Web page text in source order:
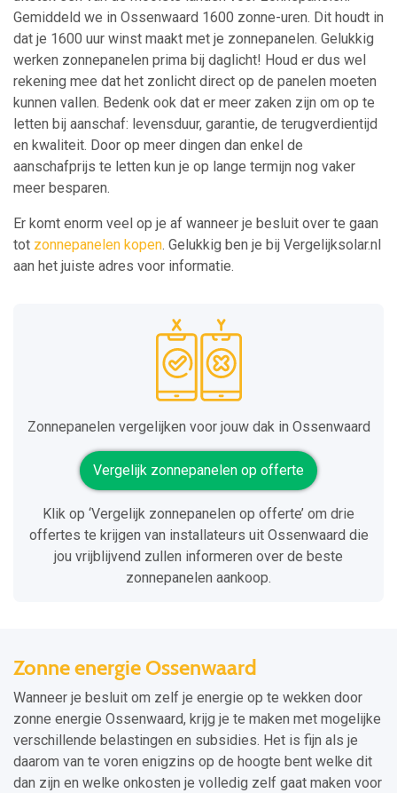
Gemiddeld we in Ossenwaard 1600 zonne-uren. Dit houdt in
dat je 1600 uur winst maakt met je zonnepanelen. Gelukkig
werken zonnepanelen prima bij daglicht! Houd er dus wel
rekening mee dat het zonlicht direct op de panelen moeten
kunnen vallen. Bedenk ook dat er meer zaken zijn om op te
letten bij aanschaf: levensduur, garantie, de terugverdientijd
en kwaliteit. Door op meer dingen dan enkel de
aanschafprijs te letten kun je op lange termijn nog vaker
meer besparen.
Er komt enorm veel op je af wanneer je besluit over te gaan
tot zonnepanelen kopen. Gelukkig ben je bij Vergelijksolar.nl
aan het juiste adres voor informatie.
Zonnepanelen vergelijken voor jouw dak in Ossenwaard
Vergelijk zonnepanelen op offerte
Klik op ‘Vergelijk zonnepanelen op offerte’ om drie
offertes te krijgen van installateurs uit Ossenwaard die
jou vrijblijvend zullen informeren over de beste
zonnepanelen aankoop.
Zonne energie Ossenwaard
Wanneer je besluit om zelf je energie op te wekken door
zonne energie Ossenwaard, krijg je te maken met mogelijke
verschillende belastingen en subsidies. Het is fijn als je
daarom van te voren enigzins op de hoogte bent welke dit
dan zijn en welke onkosten je volledig zelf gaat maken voor